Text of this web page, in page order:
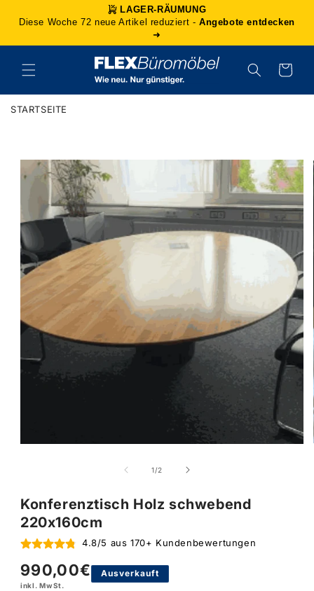
LAGER-RÄUMUNG
Diese Woche 72 neue Artikel reduziert -Angebote entdecken
➜
zum
Inhalt
Warenkorb
STARTSEITE
1/von
2
Konferenztisch Holz schwebend
220x160cm
4.8/5 aus 170+ Kundenbewertungen
Normaler
990,00€
inkl. MwSt.
Ausverkauft